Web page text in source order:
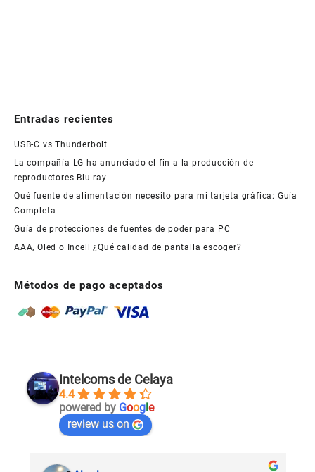
Entradas recientes
USB-C vs Thunderbolt
La compañía LG ha anunciado el fin a la producción de
reproductores Blu-ray
Qué fuente de alimentación necesito para mi tarjeta gráfica: Guía
Completa
Guía de protecciones de fuentes de poder para PC
AAA, Oled o Incell ¿Qué calidad de pantalla escoger?
Métodos de pago aceptados
Intelcoms de Celaya
4.4
powered by Googl e
review us on